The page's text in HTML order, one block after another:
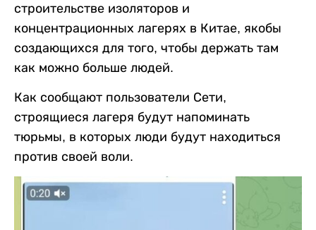
строительстве изоляторов и
концентрационных лагерях в Китае, якобы
создающихся для того, чтобы держать там
как можно больше людей.
Как сообщают пользователи Сети,
строящиеся лагеря будут напоминать
тюрьмы, в которых люди будут находиться
против своей воли.